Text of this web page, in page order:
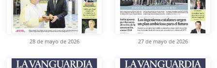
28 de mayo de 2026 27 de mayo de 2026